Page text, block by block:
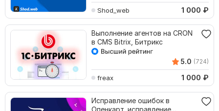
Shod_web 1 000 ₽
Выполнение агентов на CRON
в CMS Bitrix, Битрикс
5.0 (724)
freax 1 000 ₽
Исправление ошибок в
Опенкарт, исправление